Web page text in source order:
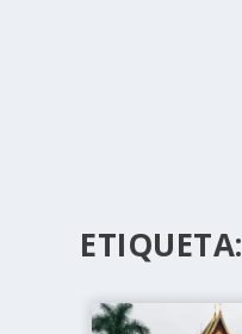
ETIQUETA: